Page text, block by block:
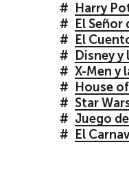
Harry
El Señor
El
Disney y
X-Men y
House
Star
Juego
El